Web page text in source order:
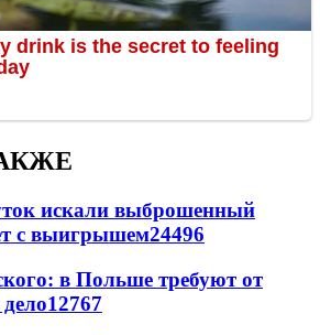
искали выброшенный
с выигрышем24496
в Польше требуют от
12767